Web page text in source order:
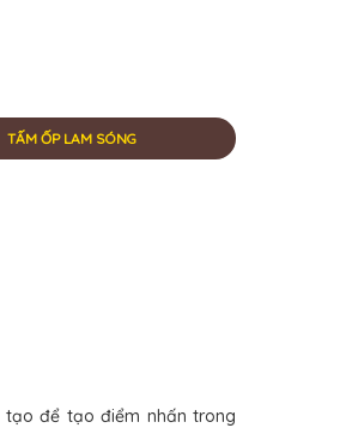
TẤM ỐP LAM SÓNG
để tạo điểm nhấn trong